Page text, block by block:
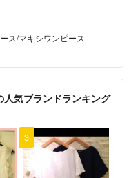
で
ス/マキシワンピース
気ブランドランキング
3